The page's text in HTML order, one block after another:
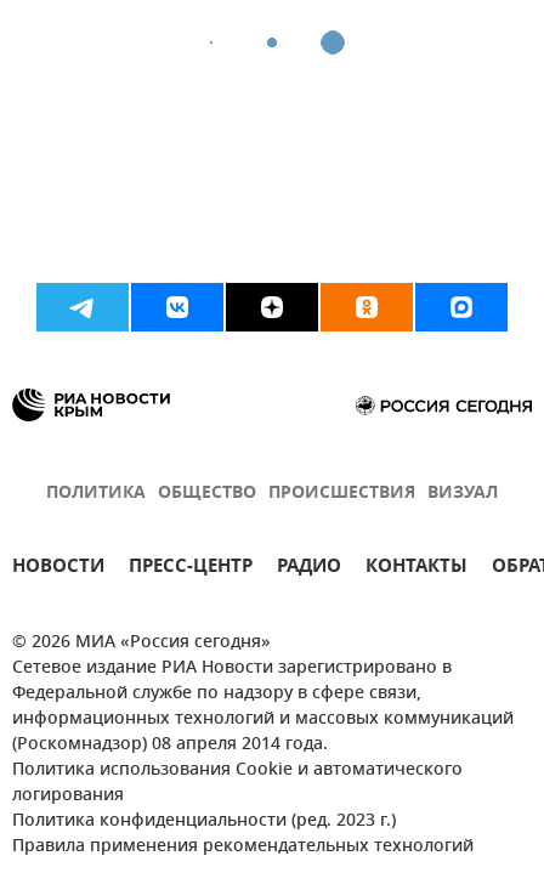
ПОЛИТИКА ОБЩЕСТВО ПРОИСШЕСТВИЯ ВИЗУАЛ
НОВОСТИ ПРЕСС-ЦЕНТР РАДИО КОНТАКТЫ
© 2026 МИА «Россия сегодня»
Сетевое издание РИА Новости зарегистрировано в
Федеральной службе по надзору в сфере связи,
информационных технологий и массовых коммуникаций
(Роскомнадзор) 08 апреля 2014 года.
Политика использования Cookie и автоматического
логирования
Политика конфиденциальности (ред. 2023 г.)
Правила применения рекомендательных технологий